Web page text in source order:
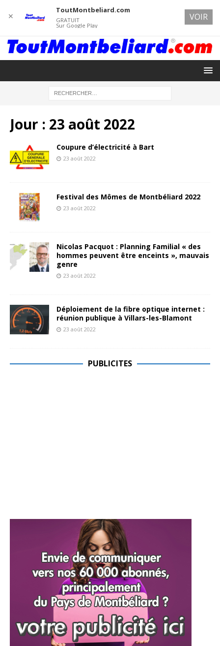
Jour : 23 août 2022
Coupure d’électricité à Bart
23 août 2022
Festival des Mômes de Montbéliard 2022
23 août 2022
Nicolas Pacquot : Planning Familial « des
hommes peuvent être enceints », mauvais
genre
23 août 2022
Déploiement de la fibre optique internet :
réunion publique à Villars-les-Blamont
23 août 2022
PUBLICITES
✕
ToutMontbeliard.com
GRATUIT
Sur Google Play
VOIR